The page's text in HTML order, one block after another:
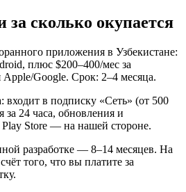
за сколько окупается
приложения в Узбекистане:
плюс $200–400/мес за
Google. Срок: 2–4 месяца.
входит в подписку «Сеть» (от 500
за 24 часа, обновления и
Store — на нашей стороне.
разработке — 8–14 месяцев. На
того, что вы платите за